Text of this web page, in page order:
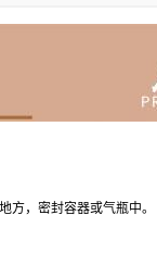
方，密封容器或气瓶中